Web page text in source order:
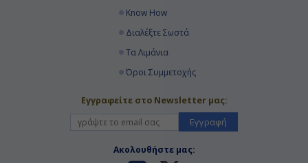
Know How
Διαλέξτε Σωστά
Τα Λιμάνια
Όροι Συμμετοχής
Εγγραφείτε στο Newsletter μας:
Εγγραφή
Ακολουθήστε μας: